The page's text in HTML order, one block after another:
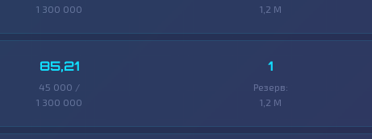
1 300 000
1,2 M
85,21
45 000 /
1 300 000
1
Резерв:
1,2 M